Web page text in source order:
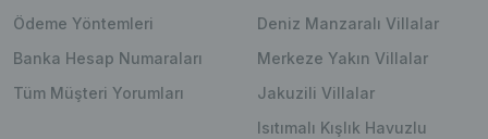
Ödeme Yöntemleri
Banka Hesap Numaraları
Tüm Müşteri Yorumları
Deniz Manzaralı Villalar
Merkeze Yakın Villalar
Jakuzili Villalar
Isıtımalı Kışlık Havuzlu